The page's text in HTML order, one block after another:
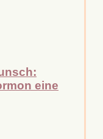
eine